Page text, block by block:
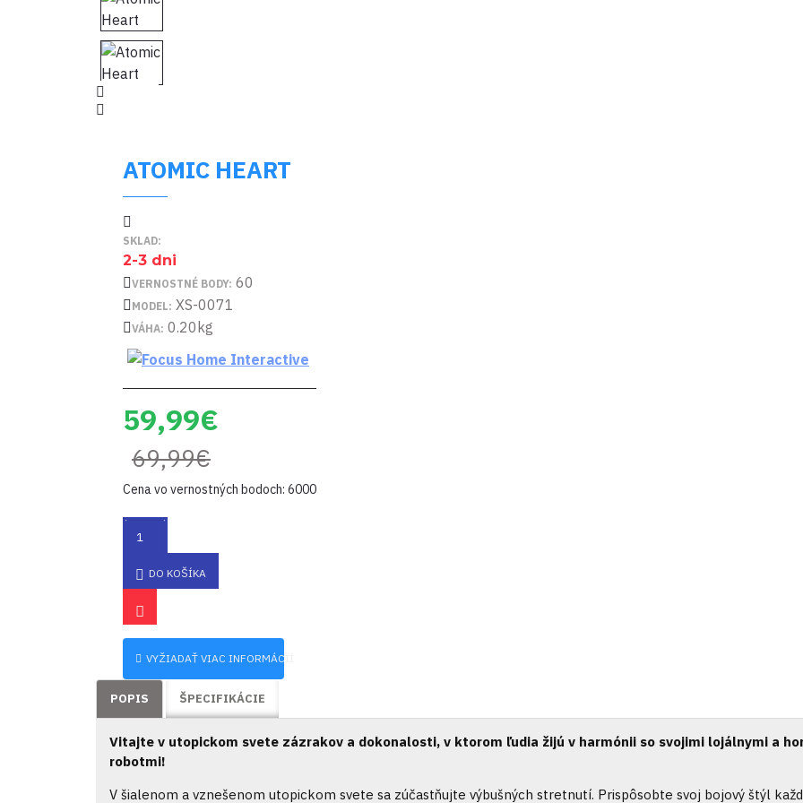
ATOMIC HEART
SKLAD:
2-3 dni
VERNOSTNÉ BODY: 60
MODEL: XS-0071
VÁHA: 0.20kg
59,99€
69,99€
Cena vo vernostných bodoch: 6000
DO KOŠÍKA
VYŽIADAŤ VIAC INFORMÁCIÍ
POPIS ŠPECIFIKÁCIE
Vitajte v utopickom svete zázrakov a dokonalosti, v ktorom ľudia žijú v harmónii so svojimi lojálnymi a
robotmi!
V šialenom a vznešenom utopickom svete sa zúčastňujte výbušných stretnutí. Prispôsobte svoj bojový štýl